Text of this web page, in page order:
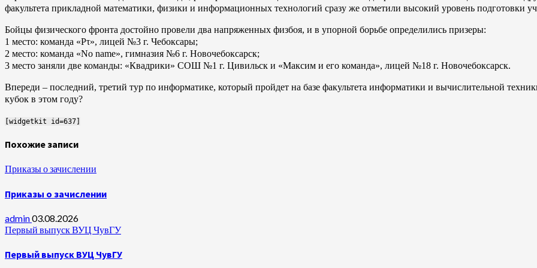
факультета прикладной математики, физики и информационных технологий сразу же отметили высокий уровень подготовки
Бойцы физического фронта достойно провели два напряженных физбоя, и в упорной борьбе определились призеры:
1 место: команда «Pτ», лицей №3 г. Чебоксары;
2 место: команда «No name», гимназия №6 г. Новочебоксарск;
3 место заняли две команды: «Квадрики» СОШ №1 г. Цивильск и «Максим и его команда», лицей №18 г. Новочебоксарск.
Впереди – последний, третий тур по информатике, который пройдет на базе факультета информатики и вычислительной
кубок в этом году?
[widgetkit id=637]
Похожие записи
Приказы о зачислении
Приказы о зачислении
admin03.08.2026
Первый выпуск ВУЦ ЧувГУ
Первый выпуск ВУЦ ЧувГУ